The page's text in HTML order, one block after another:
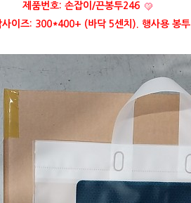
제품번호: 손잡이/끈봉투246
사이즈: 300*400+ (바닥 5센치). 행사용 봉투